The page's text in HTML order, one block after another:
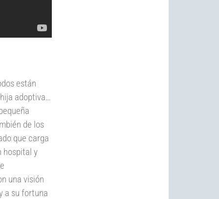
están
adoptiva…
de los
que carga
hospital y
una visión
a su fortuna